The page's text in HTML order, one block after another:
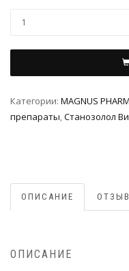
Категории: MAGNUS
препараты,Станозолол
ОПИСАНИЕ
ОПИСАНИЕ